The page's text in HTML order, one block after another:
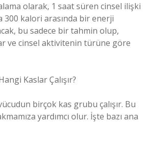
olarak, 1 saat süren cinsel ilişki
300 kalori arasında bir enerji
bu sadece bir tahmin olup,
ve cinsel aktivitenin türüne göre
Kaslar Çalışır?
birçok kas grubu çalışır. Bu
yardımcı olur. İşte bazı ana